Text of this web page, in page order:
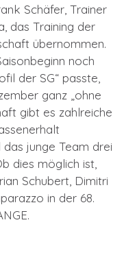
Schäfer, Trainer
das Training der
übernommen.
noch
der SG“ passte,
ganz „ohne
gibt es zahlreiche
junge Team drei
dies möglich ist,
Schubert, Dimitri
in der 68.